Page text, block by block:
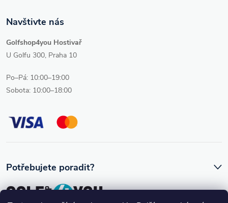
Navštivte nás
Golfshop4you Hostivař
U Golfu 300, Praha 10
Po–Pá: 10:00–19:00
Sobota: 10:00–18:00
Potřebujete poradit?